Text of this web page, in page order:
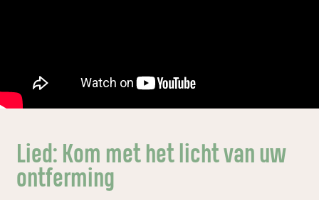
Lied: Kom met het licht van uw
ontferming